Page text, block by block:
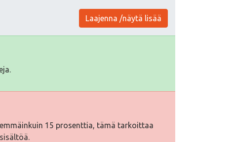
Laajenna /näytä lisää
15 prosenttia, tämä tarkoittaa